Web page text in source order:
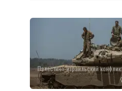
Палестино-израильский